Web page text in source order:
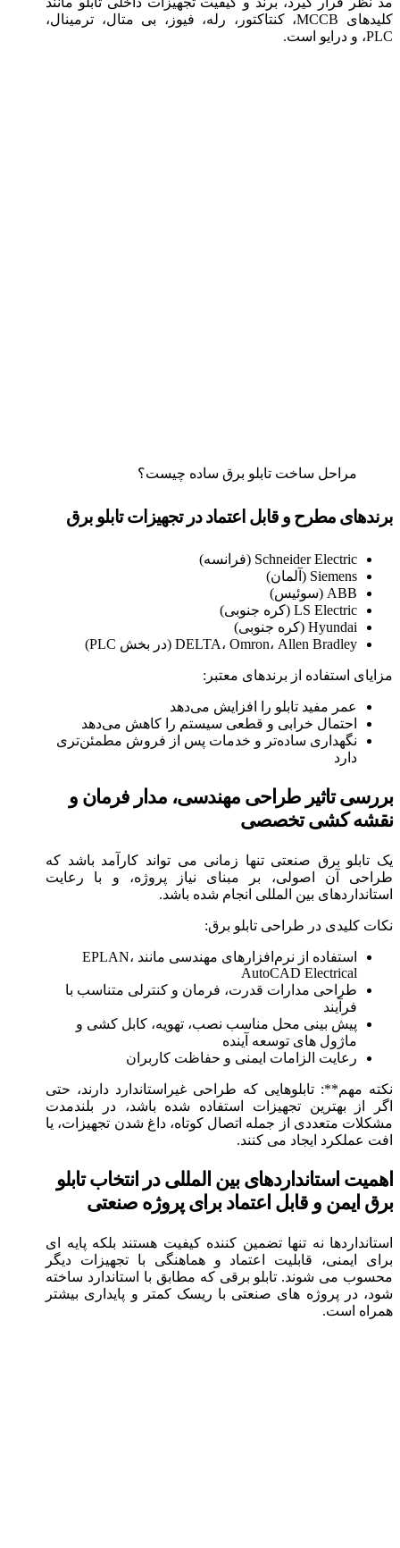
کلیدهای MCCB، کنتاکتور، رله، فیوز، بی‌ متال، ترمینال،
PLC، و درایو است.
مراحل ساخت تابلو برق ساده چیست؟
برندهای مطرح و قابل اعتماد در تجهیزات تابلو برق
Schneider Electric (فرانسه)
Siemens (آلمان)
ABB (سوئیس)
LS Electric (کره جنوبی)
Hyundai (کره جنوبی)
DELTA، Omron، Allen Bradley (در بخش PLC)
مزایای استفاده از برندهای معتبر:
عمر مفید تابلو را افزایش می‌دهد
احتمال خرابی و قطعی سیستم را کاهش می‌دهد
نگهداری ساده‌تر و خدمات پس از فروش مطمئن‌تری
دارد
بررسی تاثیر طراحی مهندسی، مدار فرمان و
نقشه‌ کشی تخصصی
یک تابلو برق صنعتی تنها زمانی می‌ تواند کارآمد باشد که
طراحی آن اصولی، بر مبنای نیاز پروژه، و با رعایت
استانداردهای بین‌ المللی انجام شده باشد.
نکات کلیدی در طراحی تابلو برق:
استفاده از نرم‌افزارهای مهندسی مانند EPLAN،
AutoCAD Electrical
طراحی مدارات قدرت، فرمان و کنترلی متناسب با
فرآیند
پیش‌ بینی محل مناسب نصب، تهویه، کابل‌ کشی و
ماژول‌ های توسعه آینده
رعایت الزامات ایمنی و حفاظت کاربران
نکته مهم**: تابلوهایی که طراحی غیراستاندارد دارند، حتی
اگر از بهترین تجهیزات استفاده شده باشد، در بلندمدت
مشکلات متعددی از جمله اتصال کوتاه، داغ شدن تجهیزات، یا
افت عملکرد ایجاد می‌ کنند.
اهمیت استانداردهای بین‌ المللی در انتخاب تابلو
برق ایمن و قابل اعتماد برای پروژه صنعتی
استانداردها نه‌ تنها تضمین‌ کننده کیفیت هستند بلکه پایه‌ ای
برای ایمنی، قابلیت اعتماد و هماهنگی با تجهیزات دیگر
محسوب می‌ شوند. تابلو برقی که مطابق با استاندارد ساخته
شود، در پروژه‌ های صنعتی با ریسک کمتر و پایداری بیشتر
همراه است.